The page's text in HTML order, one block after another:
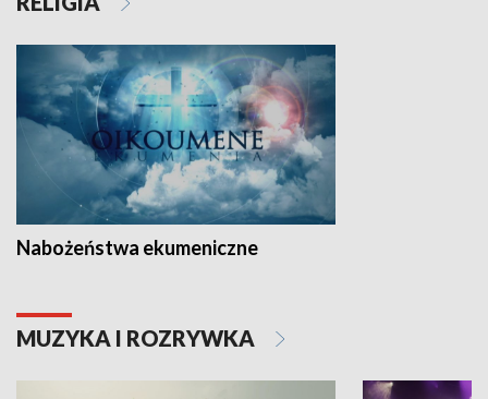
Nabożeństwa ekumeniczne
MUZYKA I ROZRYWKA